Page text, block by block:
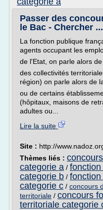
Passer des
le Bac - Chercher ...
La fonction publique
agents occupant les
de l'Etat, on parle alors
des collectivités
région) on parle alors de
ou de certains
(hôpitaux, maisons de
adultes ou...
Lire la suite
Site : http://
Thèmes liés :
categorie a /
categorie b /
categorie c / concours
territoriale / concours
territoriale categorie